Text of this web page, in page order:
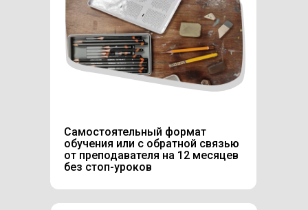
Самостоятельный формат
обучения или с обратной связью
от преподавателя на 12 месяцев
без стоп-уроков